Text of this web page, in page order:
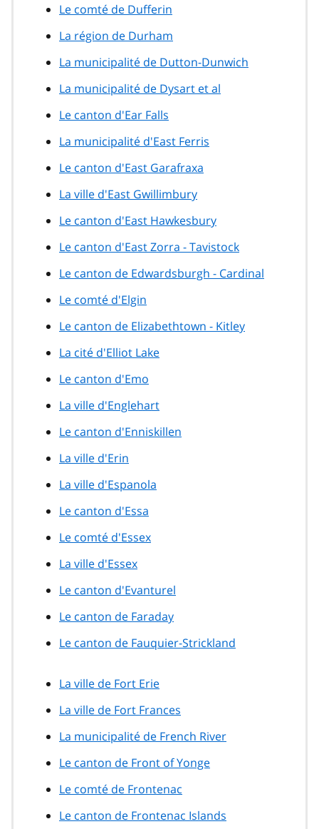
Le comté de Dufferin
La région de Durham
La municipalité de Dutton-Dunwich
La municipalité de Dysart et al
Le canton d'Ear Falls
La municipalité d'East Ferris
Le canton d'East Garafraxa
La ville d'East Gwillimbury
Le canton d'East Hawkesbury
Le canton d'East Zorra - Tavistock
Le canton de Edwardsburgh - Cardinal
Le comté d'Elgin
Le canton de Elizabethtown - Kitley
La cité d'Elliot Lake
Le canton d'Emo
La ville d'Englehart
Le canton d'Enniskillen
La ville d'Erin
La ville d'Espanola
Le canton d'Essa
Le comté d'Essex
La ville d'Essex
Le canton d'Evanturel
Le canton de Faraday
Le canton de Fauquier-Strickland
La ville de Fort Erie
La ville de Fort Frances
La municipalité de French River
Le canton de Front of Yonge
Le comté de Frontenac
Le canton de Frontenac Islands